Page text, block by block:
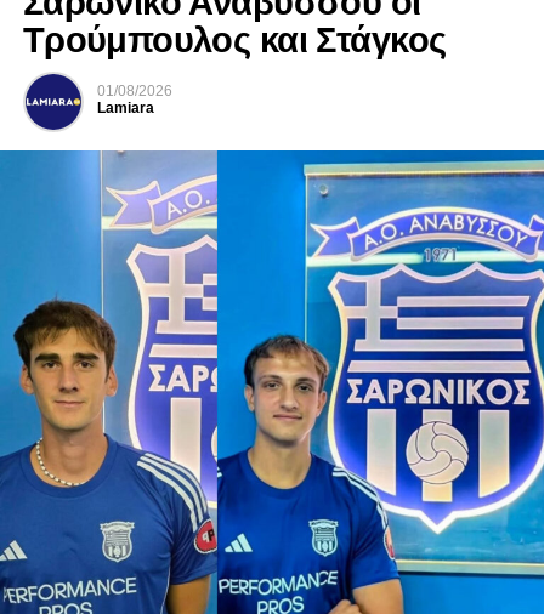
Τρούμπουλος και Στάγκος
01/08/2026
Lamiara